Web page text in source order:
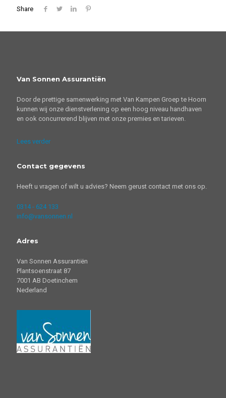
Share
Van Sonnen Assurantiën
Door de prettige samenwerking met Van Kampen Groep te Hoorn
kunnen wij onze dienstverlening op een hoog niveau handhaven
en ook concurrerend blijven met onze premies en tarieven.
Lees verder
Contact gegevens
Heeft u vragen of wilt u advies? Neem gerust contact met ons op.
0314 - 624 133
info@vansonnen.nl
Adres
Van Sonnen Assurantiën
Plantsoenstraat 87
7001 AB Doetinchem
Nederland